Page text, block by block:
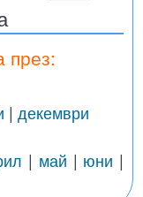
през:
| декември
| май | юни |